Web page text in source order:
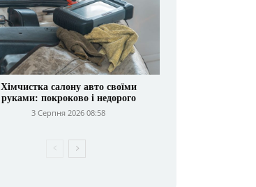
Хімчистка салону авто своїми
руками: покроково і недорого
3 Серпня 2026 08:58